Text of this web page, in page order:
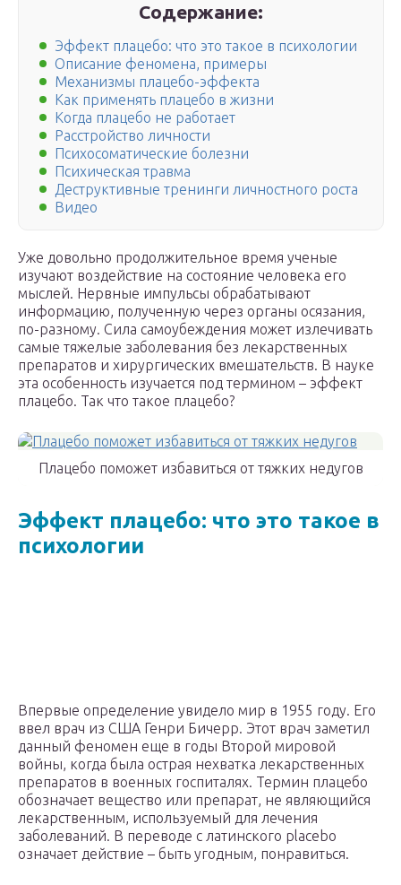
Содержание:
Эффект плацебо: что это такое в психологии
Описание феномена, примеры
Механизмы плацебо-эффекта
Как применять плацебо в жизни
Когда плацебо не работает
Расстройство личности
Психосоматические болезни
Психическая травма
Деструктивные тренинги личностного роста
Видео
Уже довольно продолжительное время ученые
изучают воздействие на состояние человека его
мыслей. Нервные импульсы обрабатывают
информацию, полученную через органы осязания,
по-разному. Сила самоубеждения может излечивать
самые тяжелые заболевания без лекарственных
препаратов и хирургических вмешательств. В науке
эта особенность изучается под термином – эффект
плацебо. Так что такое плацебо?
Плацебо поможет избавиться от тяжких недугов
Эффект плацебо: что это такое в
психологии
Впервые определение увидело мир в 1955 году. Его
ввел врач из США Генри Бичерр. Этот врач заметил
данный феномен еще в годы Второй мировой
войны, когда была острая нехватка лекарственных
препаратов в военных госпиталях. Термин плацебо
обозначает вещество или препарат, не являющийся
лекарственным, используемый для лечения
заболеваний. В переводе с латинского placebo
означает действие – быть угодным, понравиться.